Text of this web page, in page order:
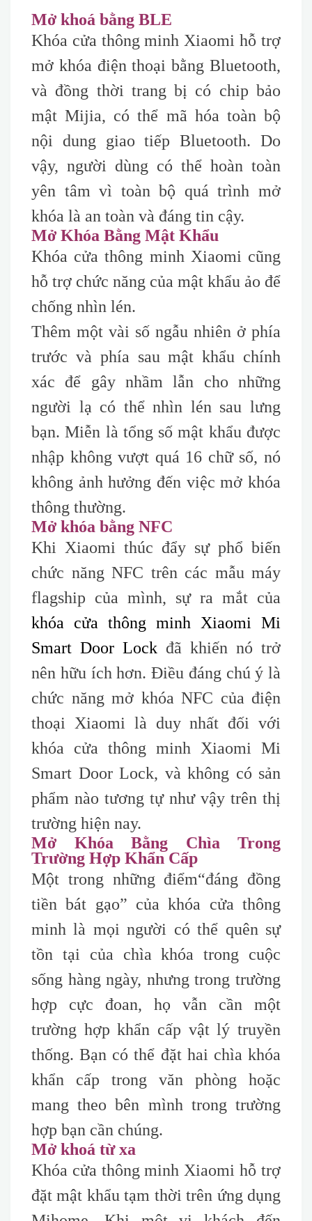
Mở khoá bằng BLE
Khóa cửa thông minh Xiaomi hỗ trợ
mở khóa điện thoại bằng Bluetooth,
và đồng thời trang bị có chip bảo
mật Mijia, có thể mã hóa toàn bộ
nội dung giao tiếp Bluetooth. Do
vậy, người dùng có thể hoàn toàn
yên tâm vì toàn bộ quá trình mở
khóa là an toàn và đáng tin cậy.
Mở Khóa Bằng Mật Khẩu
Khóa cửa thông minh Xiaomi cũng
hỗ trợ chức năng của mật khẩu ảo để
chống nhìn lén.
Thêm một vài số ngẫu nhiên ở phía
trước và phía sau mật khẩu chính
xác để gây nhầm lẫn cho những
người lạ có thể nhìn lén sau lưng
bạn. Miễn là tổng số mật khẩu được
nhập không vượt quá 16 chữ số, nó
không ảnh hưởng đến việc mở khóa
thông thường.
Mở khóa bằng NFC
Khi Xiaomi thúc đẩy sự phổ biến
chức năng NFC trên các mẫu máy
flagship của mình, sự ra mắt của
khóa cửa thông minh Xiaomi Mi
Smart Door Lock đã khiến nó trở
nên hữu ích hơn. Điều đáng chú ý là
chức năng mở khóa NFC của điện
thoại Xiaomi là duy nhất đối với
khóa cửa thông minh Xiaomi Mi
Smart Door Lock, và không có sản
phẩm nào tương tự như vậy trên thị
trường hiện nay.
Mở Khóa Bằng Chìa Trong
Trường Hợp Khẩn Cấp
Một trong những điểm“đáng đồng
tiền bát gạo” của khóa cửa thông
minh là mọi người có thể quên sự
tồn tại của chìa khóa trong cuộc
sống hàng ngày, nhưng trong trường
hợp cực đoan, họ vẫn cần một
trường hợp khẩn cấp vật lý truyền
thống. Bạn có thể đặt hai chìa khóa
khẩn cấp trong văn phòng hoặc
mang theo bên mình trong trường
hợp bạn cần chúng.
Mở khoá từ xa
Khóa cửa thông minh Xiaomi hỗ trợ
đặt mật khẩu tạm thời trên ứng dụng